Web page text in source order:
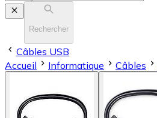
Rechercher
Câbles USB
Accueil
Informatique Câbles